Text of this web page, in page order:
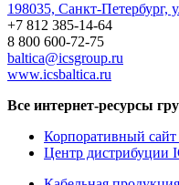
198035, Санкт-Петербург,
+7 812 385-14-64
8 800 600-72-75
baltica@icsgroup.ru
www.icsbaltica.ru
Все интернет-ресурсы
Корпоративный
Центр дистрибуции